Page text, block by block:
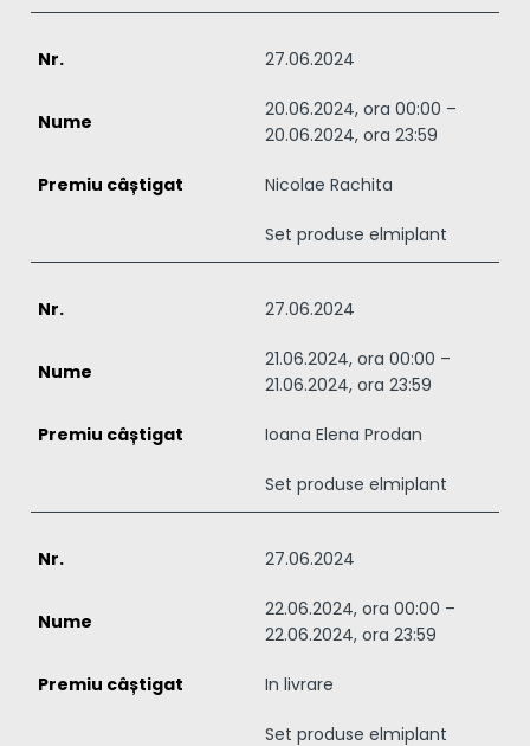
27.06.2024
20.06.2024, ora 00:00 –
20.06.2024, ora 23:59
Nicolae Rachita
Set produse elmiplant
27.06.2024
21.06.2024, ora 00:00 –
21.06.2024, ora 23:59
Ioana Elena Prodan
Set produse elmiplant
27.06.2024
22.06.2024, ora 00:00 –
22.06.2024, ora 23:59
In livrare
Set produse elmiplant